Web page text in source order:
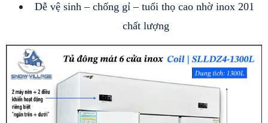
Dễ vệ sinh – chống gỉ – tuổi thọ cao nhờ inox 201
chất lượng